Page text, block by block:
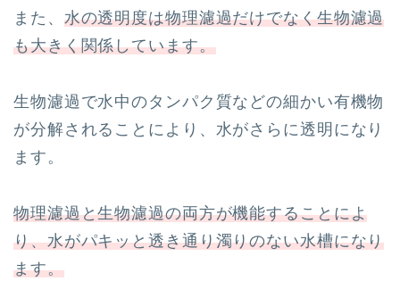
また、 水の透明度は物理濾過だけでなく生物濾過
も大きく関係しています。
生物濾過で水中のタンパク質などの細かい有機物
が分解されることにより、水がさらに透明になり
ます。
物理濾過と生物濾過の両方が機能することによ
り、水がパキッと透き通り濁りのない水槽になり
ます。